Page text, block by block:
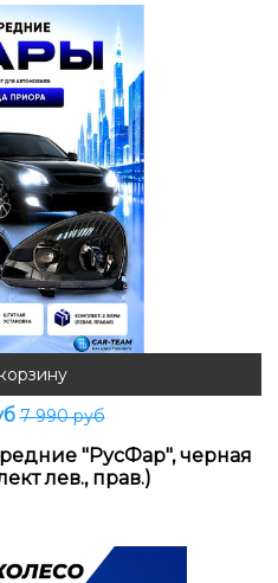
7 990 руб
"РусФар", черная
лев., прав.)